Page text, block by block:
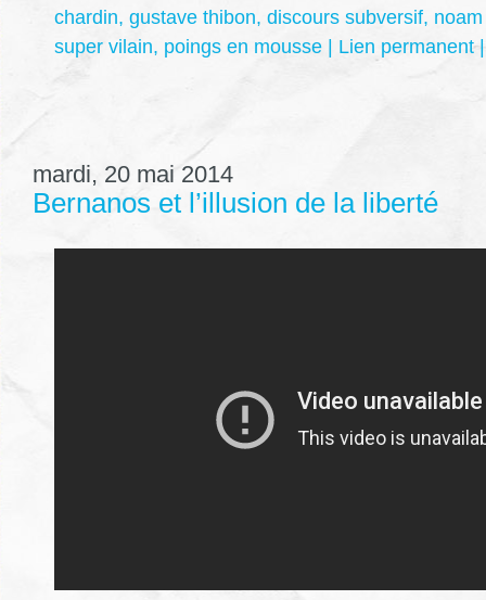
chardin, gustave thibon, discours subversif,
super vilain, poings en mousse | Lien permanent
mardi, 20 mai 2014
Bernanos et l’illusion de la liberté